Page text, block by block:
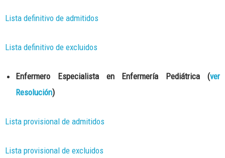
Lista definitivo de admitidos
Lista definitivo de excluidos
Enfermero Especialista en Enfermería Pediátrica (ver
Resolución)
Lista provisional de admitidos
Lista provisional de excluidos